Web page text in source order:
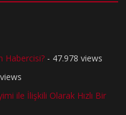
Habercisi? - 47.978 views
ile İlişkili Olarak Hızlı Bir